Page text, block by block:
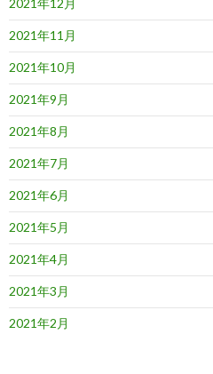
2021年12月
2021年11月
2021年10月
2021年9月
2021年8月
2021年7月
2021年6月
2021年5月
2021年4月
2021年3月
2021年2月